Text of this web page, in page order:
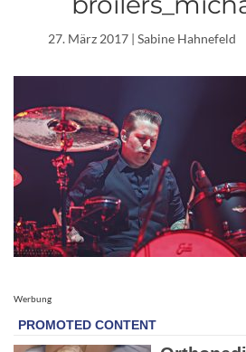
27. März 2017 | Sabine Hahnefeld
Werbung